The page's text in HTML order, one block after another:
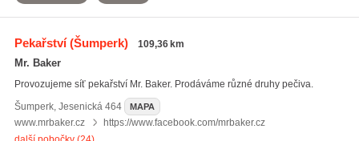
Pekařství(Šumperk) 109,36 km
Mr. Baker
Provozujeme síť pekařství Mr. Baker. Prodáváme různé druhy pečiva.
Šumperk, Jesenická 464 MAPA
www.mrbaker.cz
https://www.facebook.com/mrbaker.cz